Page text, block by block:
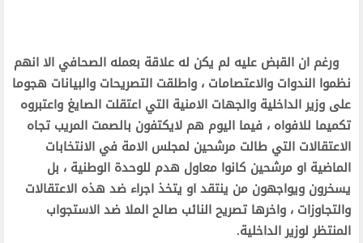
ورغم ان القبض عليه لم يكن له علاقة بعمله الصحافي الا انهم
نظموا الندوات والاعتصامات ، واطلقت التصريحات والبيانات هجوما
على وزير الداخلية والجهات الامنية التي اعتقلت الصايغ واعتبروه
تكميما للافواه ، فيما اليوم هم لايكتفون بالصمت المريب تجاه
الاعتقالات التي طالت مرشحين لمجلس الامة في الانتخابات
الماضية او مرشحين كانوا معاول هدم للوحدة الوطنية ، بل
يسخرون ويواجهون من ينتقد او يتخذ اجراء ضد هذه الاعتقالات
والتجاوزات ، واخرها تصريح النائب صالح الملا ضد الاستجواب
المنتظر لوزير الداخلية.